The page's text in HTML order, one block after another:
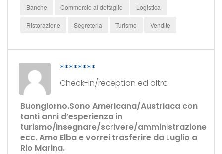
Banche Commercio al dettaglio Logistica
Ristorazione Segreteria Turismo Vendite
********
Check-in/reception ed altro
Buongiorno.Sono Americana/Austriaca con
tanti anni d’esperienza in
turismo/insegnare/scrivere/amministrazione
ecc. Amo Elba e vorrei trasferire da Luglio a
Rio Marina.